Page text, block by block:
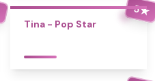
5★
Tina - Pop Star